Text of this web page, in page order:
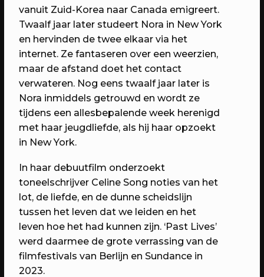
6 jaar RAUM: Vier je mee?
Een avond vol verrassingen met het
beste van RAUM
23/04/2023
WEKEA: Grote Huisraad Veiling
Scoor en verkoop toffe spullen op de
Grote Huisraad Veiling met Emmaus
Domstad.
vanuit Zuid-Korea naar Canada emigreert.
Twaalf jaar later studeert Nora in New York
en hervinden de twee elkaar via het
internet. Ze fantaseren over een weerzien,
maar de afstand doet het contact
verwateren. Nog eens twaalf jaar later is
Nora inmiddels getrouwd en wordt ze
tijdens een allesbepalende week herenigd
met haar jeugdliefde, als hij haar opzoekt
in New York.
In haar debuutfilm onderzoekt
toneelschrijver Celine Song noties van het
lot, de liefde, en de dunne scheidslijn
tussen het leven dat we leiden en het
leven hoe het had kunnen zijn. ‘Past Lives’
werd daarmee de grote verrassing van de
filmfestivals van Berlijn en Sundance in
2023.